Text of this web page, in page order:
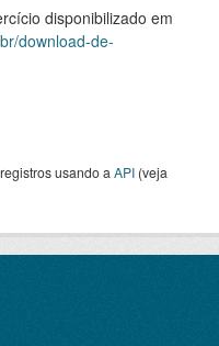
disponibilizado em
download-de-
usando a API (veja